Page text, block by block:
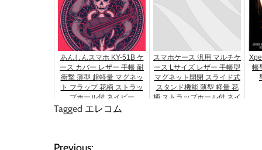
あんしんスマホ KY-51B ケ
ース カバー レザー 手帳 耐
衝撃 薄型 超軽量 マグネッ
ト フラップ 花柄 ストラッ
プホール付 ネイビー
スマホケース 汎用 マルチケ
ース Lサイズ レザー 手帳型
マグネット開閉 スライド式
スタンド機能 薄型 軽量 花
柄 ストラップホール付 ネイ
帳
Tagged エレコム